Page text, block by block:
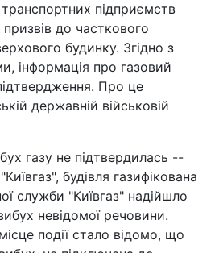
підприємств
до часткового
будинку. Згідно з
інформація про газовий
Про це
державній військовій
газу не підтвердилась --
будівля газифікована
служби "Київгаз" надійшло
невідомої речовини.
події стало відомо, що